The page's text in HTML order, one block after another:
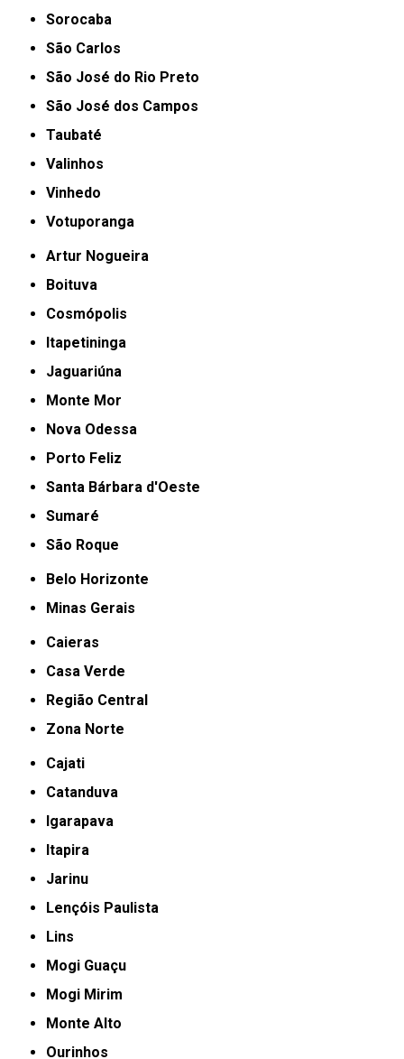
Sorocaba
São Carlos
São José do Rio Preto
São José dos Campos
Taubaté
Valinhos
Vinhedo
Votuporanga
Artur Nogueira
Boituva
Cosmópolis
Itapetininga
Jaguariúna
Monte Mor
Nova Odessa
Porto Feliz
Santa Bárbara d'Oeste
Sumaré
São Roque
Belo Horizonte
Minas Gerais
Caieras
Casa Verde
Região Central
Zona Norte
Cajati
Catanduva
Igarapava
Itapira
Jarinu
Lençóis Paulista
Lins
Mogi Guaçu
Mogi Mirim
Monte Alto
Ourinhos